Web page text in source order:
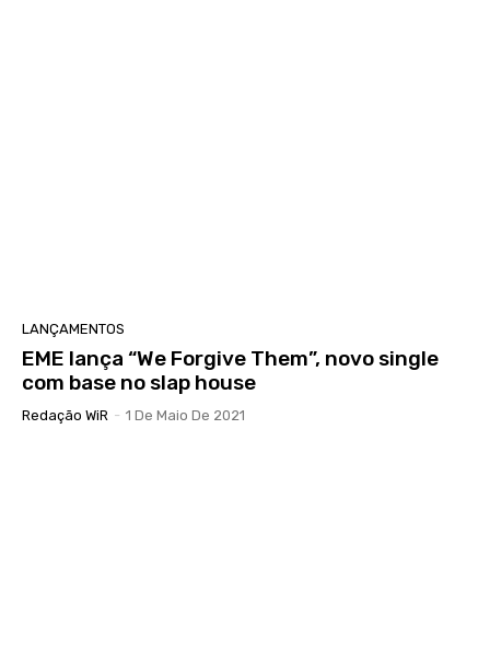
LANÇAMENTOS
EME lança “We Forgive Them”, novo single
com base no slap house
Redação WiR - 1 De Maio De 2021